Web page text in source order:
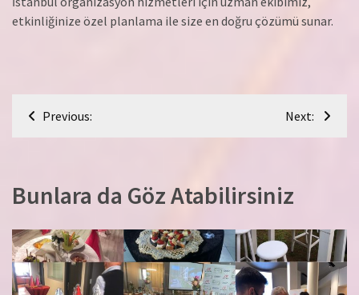
etkinliğinize özel planlama ile size en doğru çözümü sunar.
Yazı
gezinmesi
Previous: Next:
Bunlara da Göz Atabilirsiniz